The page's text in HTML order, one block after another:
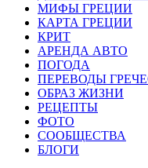
МИФЫ ГРЕЦИИ
КАРТА ГРЕЦИИ
КРИТ
АРЕНДА АВТО
ПОГОДА
ПЕРЕВОДЫ
ОБРАЗ ЖИЗНИ
РЕЦЕПТЫ
ФОТО
СООБЩЕСТВА
БЛОГИ